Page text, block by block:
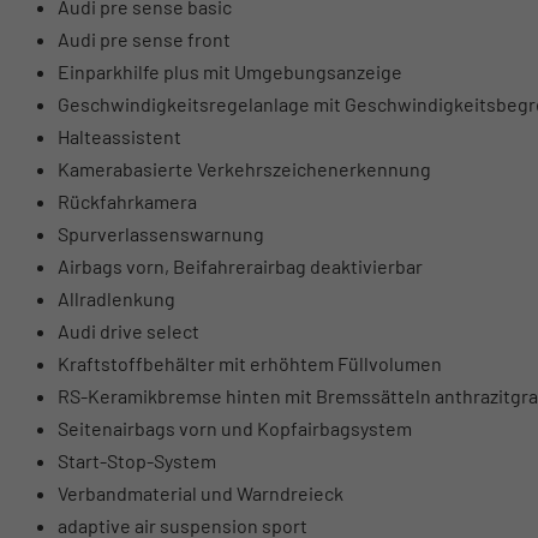
Audi pre sense basic
Audi pre sense front
Einparkhilfe plus mit Umgebungsanzeige
Geschwindigkeitsregelanlage mit
Halteassistent
Kamerabasierte Verkehrszeichenerkennung
Rückfahrkamera
Spurverlassenswarnung
Airbags vorn, Beifahrerairbag deaktivierbar
Allradlenkung
Audi drive select
Kraftstoffbehälter mit erhöhtem Füllvolumen
RS-Keramikbremse hinten mit Bremssätteln
Seitenairbags vorn und Kopfairbagsystem
Start-Stop-System
Verbandmaterial und Warndreieck
adaptive air suspension sport